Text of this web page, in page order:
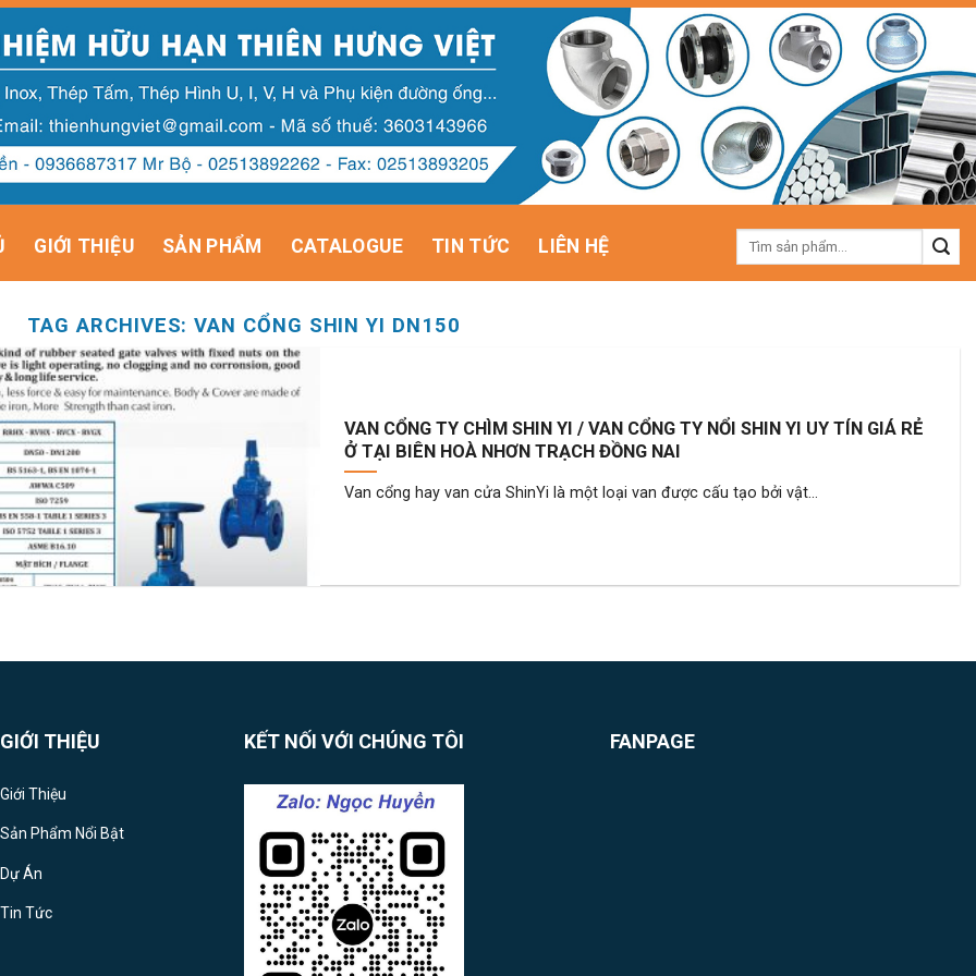
GIỚI THIỆU SẢN PHẨM CATALOGUE TIN TỨC LIÊN HỆ
Tìm
TAG ARCHIVES:VAN CỔNG SHIN YI DN150
VAN CỔNG TY CHÌM SHIN YI / VAN CỔNG TY NỔI SHIN YI UY TÍN GIÁ RẺ
Ở TẠI BIÊN HOÀ NHƠN TRẠCH ĐỒNG NAI
Van cổng hay van cửa ShinYi là một loại van được cấu tạo bởi vật...
GIỚI THIỆU
Giới Thiệu
Sản Phẩm Nổi Bật
Dự Án
Tin Tức
KẾT NỐI VỚI CHÚNG TÔI FANPAGE